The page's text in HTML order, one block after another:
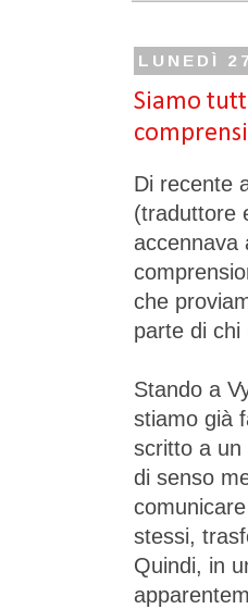
LUNEDÌ
Siamo
Di recente
(traduttore
accennava
che
parte di chi
Stando a
stiamo già
scritto a un
di senso
stessi,
Quindi, in